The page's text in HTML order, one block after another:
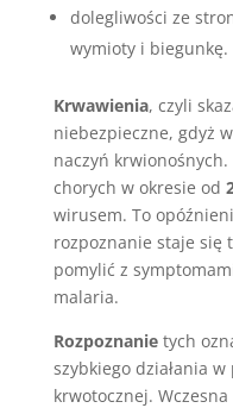
dolegliwości ze
wymioty i biegunkę.
Krwawienia, czyli
niebezpieczne, gdyż
naczyń
chorych w okresie od
wirusem. To
rozpoznanie staje się
pomylić z
malaria.
Rozpoznanietych
szybkiego działania
krwotocznej.